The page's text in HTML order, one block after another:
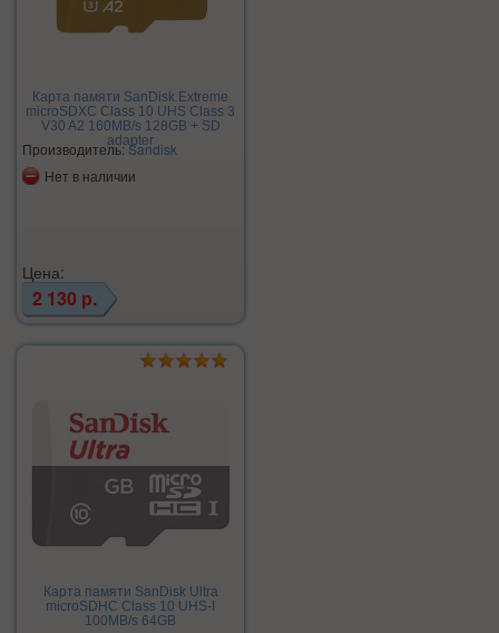
Карта памяти SanDisk Extreme
microSDXC Class 10 UHS Class 3
V30 A2 160MB/s 128GB + SD
adapter
Производитель:Sandisk
Нет в наличии
Цена:
2 130 р.
Карта памяти SanDisk Ultra
microSDHC Class 10 UHS-I
100MB/s 64GB